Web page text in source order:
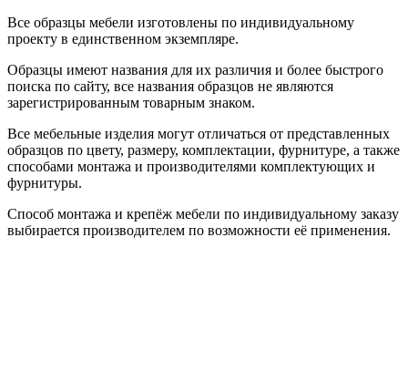
Все образцы мебели изготовлены по индивидуальному
проекту в единственном экземпляре.
Образцы имеют названия для их различия и более быстрого
поиска по сайту, все названия образцов не являются
зарегистрированным товарным знаком.
Все мебельные изделия могут отличаться от представленных
образцов по цвету, размеру, комплектации, фурнитуре, а также
способами монтажа и производителями комплектующих и
фурнитуры.
Способ монтажа и крепёж мебели по индивидуальному заказу
выбирается производителем по возможности её применения.